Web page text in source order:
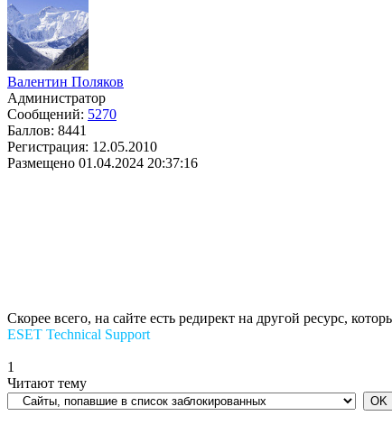
Валентин Поляков
Администратор
Сообщений: 5270
Баллов: 8441
Регистрация: 12.05.2010
Размещено 01.04.2024 20:37:16
Скорее всего, на сайте есть редирект на другой ресурс,
ESET Technical Support
1
Читают тему